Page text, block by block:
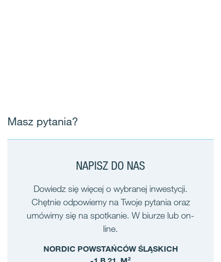
Masz pytania?
NAPISZ DO NAS
Dowiedz się więcej o wybranej inwestycji.
Chętnie odpowiemy na Twoje pytania oraz
umówimy się na spotkanie. W biurze lub on-
line.
NORDIC POWSTAŃCÓW ŚLĄSKICH